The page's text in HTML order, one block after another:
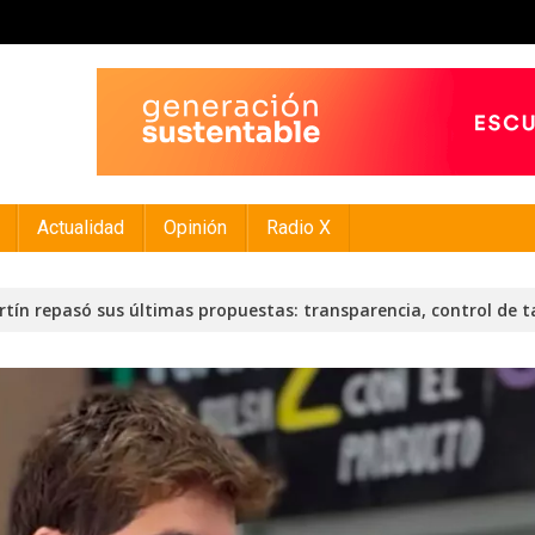
Actualidad Opinión Radio X
repasó sus últimas propuestas: transparencia, control